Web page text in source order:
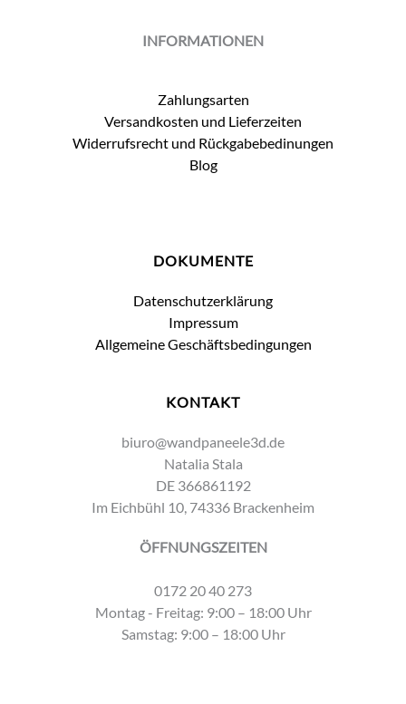
INFORMATIONEN
Zahlungsarten
Versandkosten und Lieferzeiten
Widerrufsrecht und Rückgabebedinungen
Blog
DOKUMENTE
Datenschutzerklärung
Impressum
Allgemeine Geschäftsbedingungen
KONTAKT
biuro@wandpaneele3d.de
Natalia Stala
DE 366861192
Im Eichbühl 10, 74336 Brackenheim
ÖFFNUNGSZEITEN
0172 20 40 273
Montag - Freitag: 9:00 – 18:00 Uhr
Samstag: 9:00 – 18:00 Uhr